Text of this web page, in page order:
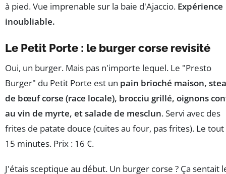
à pied. Vue imprenable sur la baie d'Ajaccio. Expérience
inoubliable.
Le Petit Porte : le burger corse revisité
Oui, un burger. Mais pas n'importe lequel. Le "Presto
Burger" du Petit Porte est un pain brioché maison,
de bœuf corse (race locale), brocciu grillé, oignons
au vin de myrte, et salade de mesclun. Servi avec des
frites de patate douce (cuites au four, pas frites). Le tout
15 minutes. Prix : 16 €.
J'étais sceptique au début. Un burger corse ? Ça sentait